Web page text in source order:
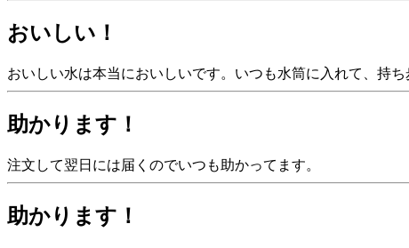
おいしい！
おいしい水は本当においしいです。いつも水筒に入れて、持
助かります！
注文して翌日には届くのでいつも助かってます。
助かります！